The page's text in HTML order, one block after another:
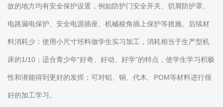
故的地方均有安全保护设置，例如防护门安全开关、切屑防护罩、
电路漏电保护、安全电源插座、机械棱角插上保护等措施。后续材
料消耗少：使用小尺寸坯料做学生实习加工，消耗相当于生产型机
床的1/10；适合青少年“好奇、好动、好学”的特点，使学生学习积极
性和潜能得到更好的发挥；可对铝、铜、代木、POM等材料进行很
好的加工学习。